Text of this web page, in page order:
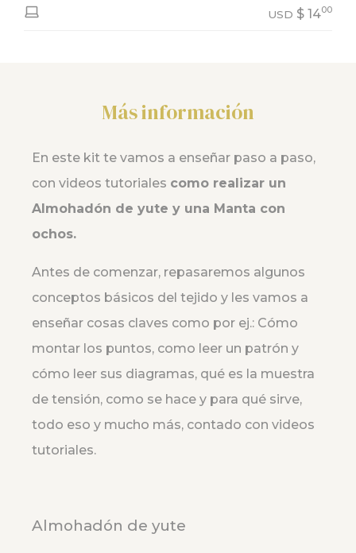
USD $ 1400
Más información
En este kit te vamos a enseñar paso a paso,
con videos tutoriales como realizar un
Almohadón de yute y una Manta con
ochos.
Antes de comenzar, repasaremos algunos
conceptos básicos del tejido y les vamos a
enseñar cosas claves como por ej.: Cómo
montar los puntos, como leer un patrón y
cómo leer sus diagramas, qué es la muestra
de tensión, como se hace y para qué sirve,
todo eso y mucho más, contado con videos
tutoriales.
Almohadón de yute